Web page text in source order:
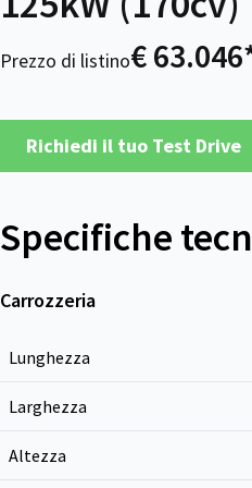
Prezzo di listino€
Richiedi il tuo Test Drive
Specifiche
Carrozzeria
Lunghezza
Larghezza
Altezza